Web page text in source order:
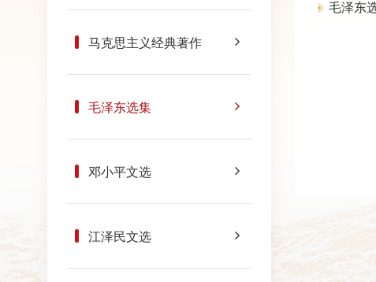
马克思主义经典著作
毛泽东选集
邓小平文选
江泽民文选
毛泽东